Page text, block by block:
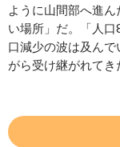
ように山間部へ進
い場所」だ。「人
口減少の波は及ん
がら受け継がれてき